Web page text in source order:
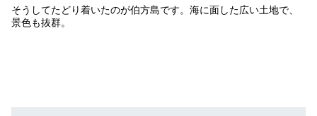
そうしてたどり着いたのが伯方島です。海に面した広い土地で、
景色も抜群。